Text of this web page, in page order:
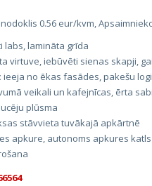
0.56 eur/kvm,
labs, lamināta grīda
virtuve, iebūvēti sienas skapji,
ieeja no ēkas fasādes, pakešu
veikali un kafejnīcas, ērta
plūsma
stāvvieta tuvākajā apkārtnē
apkure, autonoms apkures katls